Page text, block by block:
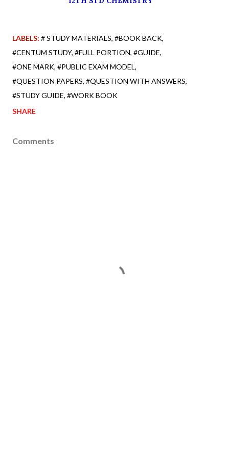
LABELS: # STUDY MATERIALS #BOOK BACK
#CENTUM STUDY #FULL PORTION #GUIDE
#ONE MARK #PUBLIC EXAM MODEL
#QUESTION PAPERS #QUESTION WITH ANSWERS
#STUDY GUIDE #WORK BOOK
SHARE
Comments